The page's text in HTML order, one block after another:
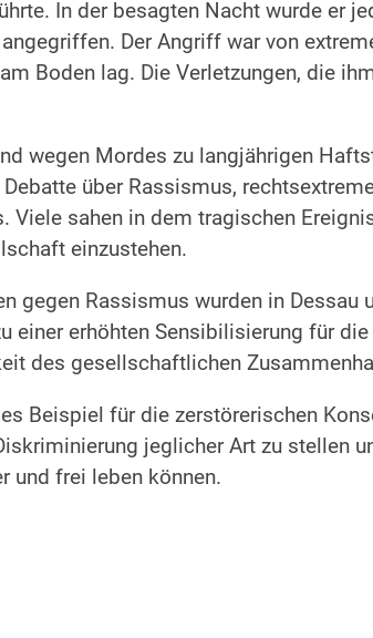
In der besagten Nacht wurde er
Der Angriff war von
Boden lag. Die Verletzungen, die
wegen Mordes zu langjährigen
über Rassismus,
sahen in dem tragischen
einzustehen.
gegen Rassismus wurden in Dessau
einer erhöhten Sensibilisierung für
des gesellschaftlichen
Beispiel für die zerstörerischen
jeglicher Art zu stellen
und frei leben können.